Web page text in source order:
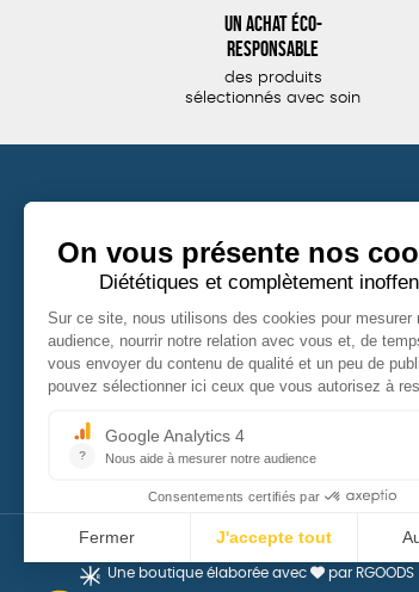
Un achat éco-
responsable
des produits
sélectionnés avec soin
Vêtements
Bijoux
Bien-être
Épicerie
Papeterie
Une boutique élaborée avec par RGOODS